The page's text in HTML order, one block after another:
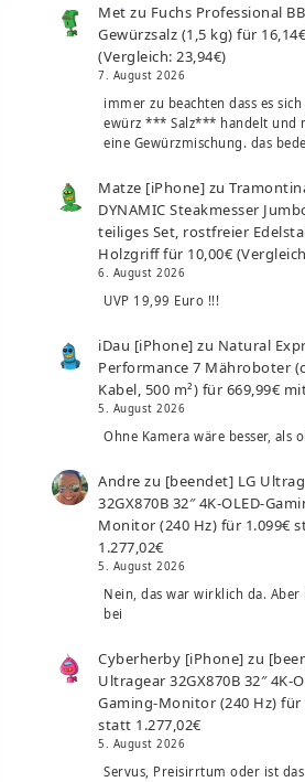
Met zu Fuchs Professional
Gewürzsalz (1,5 kg) für 16,14€
(Vergleich: 23,94€)
7. August 2026
immer zu beachten dass es
ewürz *** Salz*** handelt und
eine Gewürzmischung. das
Matze [iPhone] zu
DYNAMIC Steakmesser
teiliges Set, rostfreier
Holzgriff für 10,00€
6. August 2026
UVP 19,99 Euro !!!
iDau [iPhone] zu Natural
Performance 7 Mähroboter
Kabel, 500 m²) für 669,99€
5. August 2026
Ohne Kamera wäre besser, als
Andre zu [beendet] LG
32GX870B 32″ 4K-OLED-
Monitor (240 Hz) für 1.099€
1.277,02€
5. August 2026
Nein, das war wirklich da.
bei
Cyberherby [iPhone] zu
Ultragear 32GX870B 32″ 4K-
Gaming-Monitor (240 Hz) für
statt 1.277,02€
5. August 2026
Servus, Preisirrtum oder ist